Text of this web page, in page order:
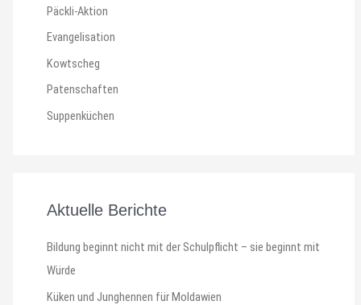
Päckli-Aktion
Evangelisation
Kowtscheg
Patenschaften
Suppenküchen
Aktuelle Berichte
Bildung beginnt nicht mit der Schulpflicht – sie beginnt mit
Würde
Küken und Junghennen für Moldawien